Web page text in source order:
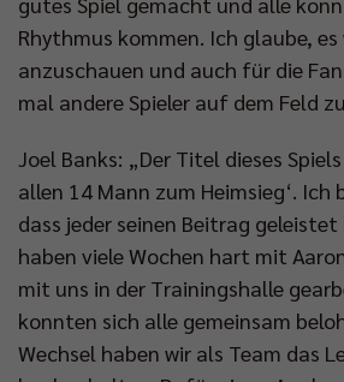
Rhythmus kommen. Ich glaube,
anzuschauen und auch für die
mal andere Spieler auf dem Feld
Joel Banks: „Der Titel dieses
allen 14 Mann zum Heimsieg‘. Ich
dass jeder seinen Beitrag geleistet
haben viele Wochen hart mit
mit uns in der Trainingshalle
konnten sich alle gemeinsam
Wechsel haben wir als Team das